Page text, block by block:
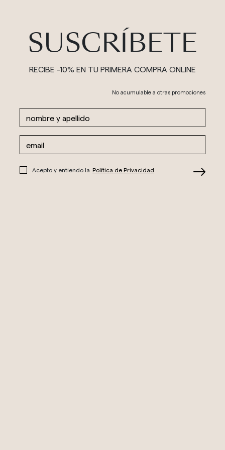
SUSCRÍBETE
RECIBE -10% EN TU PRIMERA COMPRA ONLINE
No acumulable a otras promociones
Acepto y entiendo la Política de Privacidad